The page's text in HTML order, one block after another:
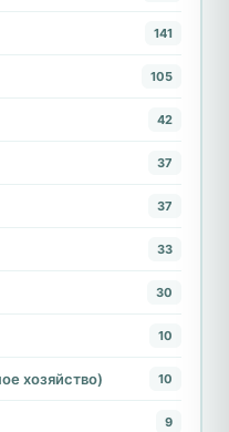
141
105
42
37
37
33
30
10
хозяйство) 10
9